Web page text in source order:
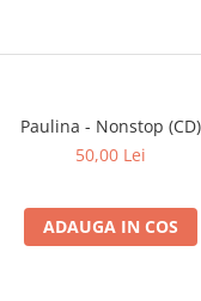
Paulina - Nonstop (CD)
50,00 Lei
ADAUGA IN COS